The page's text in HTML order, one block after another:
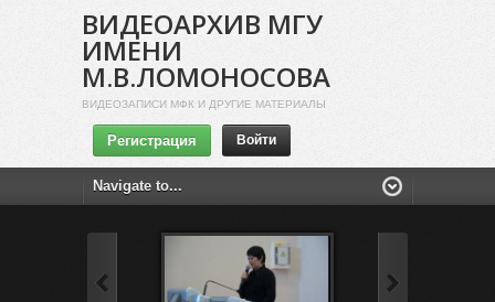
ВИДЕОАРХИВ МГУ
ИМЕНИ
М.В.ЛОМОНОСОВА
ВИДЕОЗАПИСИ МФК И ДРУГИЕ МАТЕРИАЛЫ
Регистрация Войти